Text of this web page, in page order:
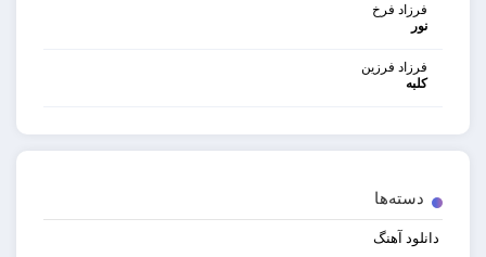
فرزاد فرخ
نور
فرزاد فرزین
کلبه
دسته‌ها
دانلود آهنگ